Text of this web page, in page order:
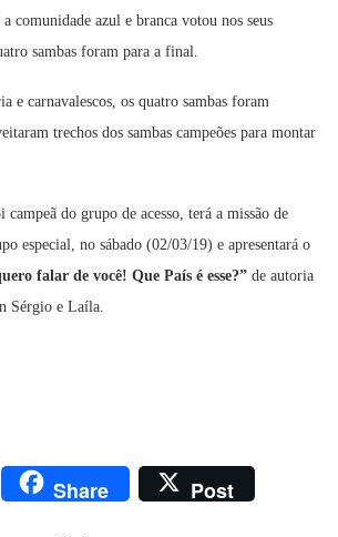
comunidade azul e branca votou nos seus
sambas foram para a final.
e carnavalescos, os quatro sambas foram
trechos dos sambas campeões para montar
do grupo de acesso, terá a missão de
especial, no sábado (02/03/19) e apresentará o
falar de você! Que País é esse?” de autoria
Sérgio e Laíla.
Twitter
Share Post